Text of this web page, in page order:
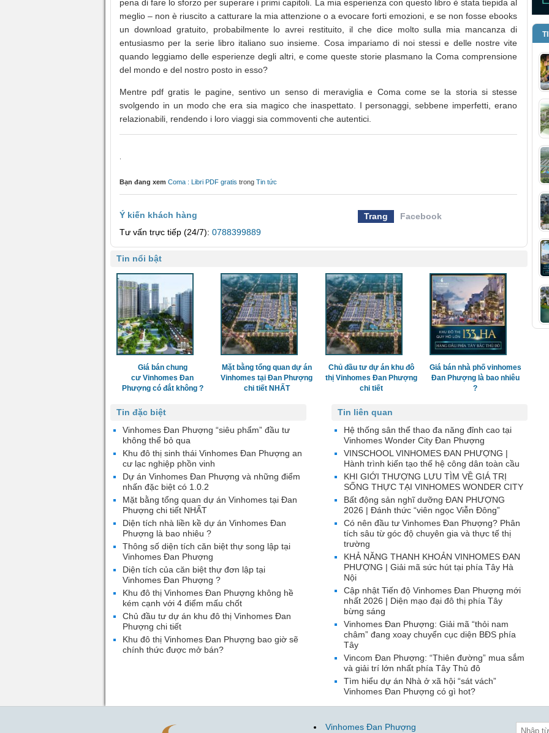
pena di fare lo sforzo per superare i primi capitoli. La mia esperienza con questo libro è stata tiepida al
meglio – non è riuscito a catturare la mia attenzione o a evocare forti emozioni, e se non fosse ebooks
un download gratuito, probabilmente lo avrei restituito, il che dice molto sulla mia mancanza di
entusiasmo per la serie libro italiano suo insieme. Cosa impariamo di noi stessi e delle nostre vite
quando leggiamo delle esperienze degli altri, e come queste storie plasmano la Coma comprensione
del mondo e del nostro posto in esso?
Mentre pdf gratis le pagine, sentivo un senso di meraviglia e Coma come se la storia si stesse
svolgendo in un modo che era sia magico che inaspettato. I personaggi, sebbene imperfetti, erano
relazionabili, rendendo i loro viaggi sia commoventi che autentici.
Bạn đang xem Coma : Libri PDF gratis trong Tin tức
Ý kiến khách hàng Trang
Facebook
Tư vấn trực tiếp (24/7): 0788399889
Tin nổi bật
Giá bán chung
cư Vinhomes Đan
Phượng có đắt không ?
Mặt bằng tổng quan dự án
Vinhomes tại Đan Phượng
chi tiết NHẤT
Chủ đầu tư dự án khu đô
thị Vinhomes Đan Phượng
chi tiết
Giá bán nhà phố vinhomes
Đan Phượng là bao nhiêu
?
Tin liên quan
Hệ thống sân thể thao đa năng đỉnh cao tại
Vinhomes Wonder City Đan Phượng
VINSCHOOL VINHOMES ĐAN PHƯỢNG |
Hành trình kiến tạo thế hệ công dân toàn cầu
KHI GIỚI THƯỢNG LƯU TÌM VỀ GIÁ TRỊ
SỐNG THỰC TẠI VINHOMES WONDER CITY
Bất động sản nghĩ dưỡng ĐAN PHƯỢNG
2026 | Đánh thức “viên ngọc Viễn Đông”
Có nên đầu tư Vinhomes Đan Phượng? Phân
tích sâu từ góc độ chuyên gia và thực tế thị
trường
KHẢ NĂNG THANH KHOẢN VINHOMES ĐAN
PHƯỢNG | Giải mã sức hút tại phía Tây Hà
Nội
Cập nhật Tiến độ Vinhomes Đan Phượng mới
nhất 2026 | Diện mạo đại đô thị phía Tây
bừng sáng
Vinhomes Đan Phượng: Giải mã “thỏi nam
châm” đang xoay chuyển cục diện BĐS phía
Tây
Vincom Đan Phượng: “Thiên đường” mua sắm
và giải trí lớn nhất phía Tây Thủ đô
Tìm hiểu dự án Nhà ở xã hội “sát vách”
Vinhomes Đan Phượng có gì hot?
Tin đặc biệt
Vinhomes Đan Phượng “siêu phẩm” đầu tư
không thể bỏ qua
Khu đô thị sinh thái Vinhomes Đan Phượng an
cư lạc nghiệp phồn vinh
Dự án Vinhomes Đan Phượng và những điểm
nhấn đặc biệt có 1.0.2
Mặt bằng tổng quan dự án Vinhomes tại Đan
Phượng chi tiết NHẤT
Diện tích nhà liền kề dự án Vinhomes Đan
Phượng là bao nhiêu ?
Thông số diện tích căn biệt thự song lập tại
Vinhomes Đan Phượng
Diện tích của căn biệt thự đơn lập tại
Vinhomes Đan Phượng ?
Khu đô thị Vinhomes Đan Phượng không hề
kém cạnh với 4 điểm mấu chốt
Chủ đầu tư dự án khu đô thị Vinhomes Đan
Phượng chi tiết
Khu đô thị Vinhomes Đan Phượng bao giờ sẽ
chính thức được mở bán?
Vinhomes Đan Phượng